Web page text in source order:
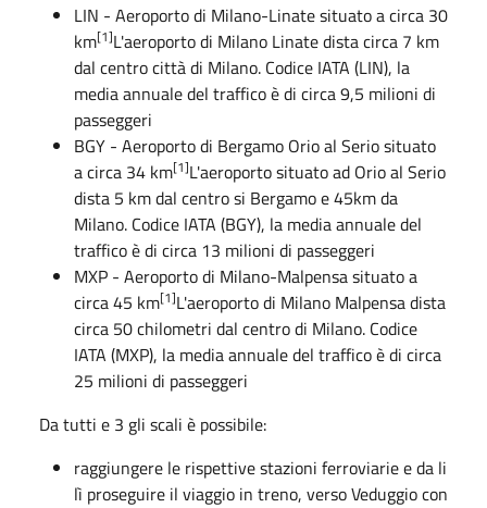
LIN - Aeroporto di Milano-Linatesituato a circa 30
km[1]L'aeroporto di Milano Linate dista circa 7 km
dal centro città di Milano. Codice IATA (LIN), la
media annuale del traffico è di circa 9,5 milioni di
passeggeri
BGY - Aeroporto di Bergamo Orio al Seriosituato
a circa 34 km[1]L'aeroporto situato ad Orio al Serio
dista 5 km dal centro si Bergamo e 45km da
Milano. Codice IATA (BGY), la media annuale del
traffico è di circa 13 milioni di passeggeri
MXP - Aeroporto di Milano-Malpensasituato a
circa 45 km[1]L'aeroporto di Milano Malpensa dista
circa 50 chilometri dal centro di Milano. Codice
IATA (MXP), la media annuale del traffico è di circa
25 milioni di passeggeri
Da tutti e 3 gli scali è possibile:
raggiungere le rispettive stazioni ferroviarie e da li
lì proseguire il viaggio in treno, verso Veduggio con